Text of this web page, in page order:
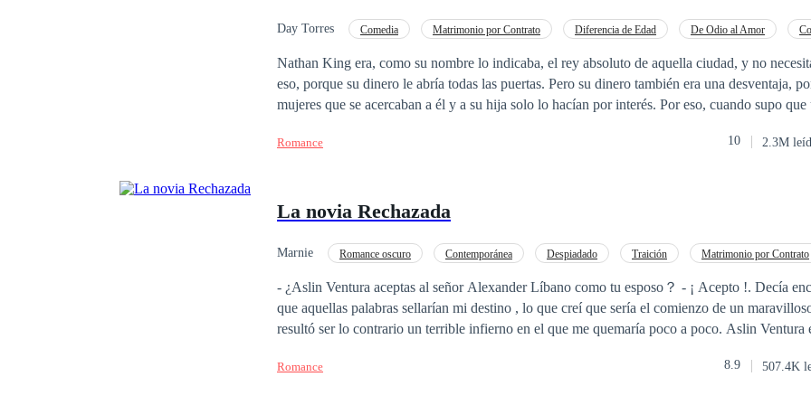
Day Torres Comedia Matrimonio por Contrato Diferencia de Edad De Odio al Amor
Nathan King era, como su nombre lo indicaba, el rey absoluto de aquella ciudad, y no
eso, porque su dinero le abría todas las puertas. Pero su dinero también era una desventaja,
mujeres que se acercaban a él y a su hija solo lo hacían por interés. Por eso, cuando supo que
cuidar de ella. Sus planes eran simples, recompensar a la mujer que había salvado a Sophia,
novelas: 1. La novia equivocada. 2. Juegos de seducción. 3. Corazones atados. 4 Atracción
Romance 10 2.3M
La novia Rechazada
Marnie Romance oscuro Contemporánea Despiadado Traición
Matrimonio por Contrato
- ¿Aslin Ventura aceptas al señor Alexander Líbano como tu esposo？ - ¡ Acepto !. Decía encantada sin saber
que aquellas palabras sellarían mi destino , lo que creí que sería el comienzo de un
resultó ser lo contrario un terrible infierno en el que me quemaría poco a poco. Aslin Ventura es una joven
Alexander Líbano un magnate multimillonario, Aslin desde siempre ha estado enamorada de
Romance 8.9 507.4K